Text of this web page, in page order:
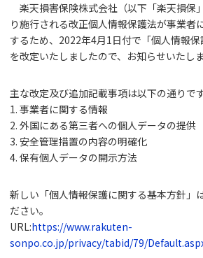
楽天損害保険株式会社（以下「楽天損保
り施行される改正個人情報保護法が事業者
するため、2022年4月1日付で「個人情報保
を改定いたしましたので、お知らせいたしま
主な改定及び追加記載事項は以下の通りです
1. 事業者に関する情報
2. 外国にある第三者への個人データの提供
3. 安全管理措置の内容の明確化
4. 保有個人データの開示方法
新しい「個人情報保護に関する基本方針」
ださい。
URL:https://www.rakuten-
sonpo.co.jp/privacy/tabid/79/